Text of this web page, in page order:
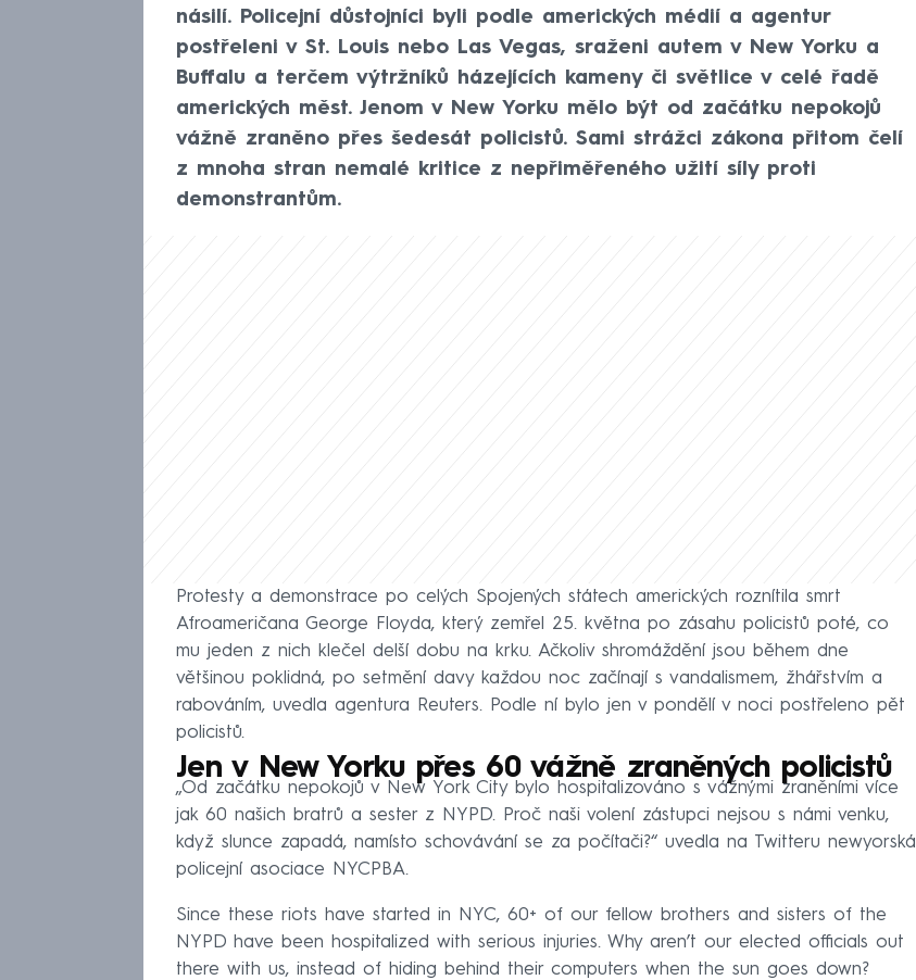
násilí. Policejní důstojníci byli podle amerických médií a agentur
postřeleni v St. Louis nebo Las Vegas, sraženi autem v New Yorku a
Buffalu a terčem výtržníků házejících kameny či světlice v celé řadě
amerických měst. Jenom v New Yorku mělo být od začátku nepokojů
vážně zraněno přes šedesát policistů. Sami strážci zákona přitom čelí
z mnoha stran nemalé kritice z nepřiměřeného užití síly proti
demonstrantům.
Protesty a demonstrace po celých Spojených státech amerických roznítila smrt
Afroameričana George Floyda, který zemřel 25. května po zásahu policistů poté, co
mu jeden z nich klečel delší dobu na krku. Ačkoliv shromáždění jsou během dne
většinou poklidná, po setmění davy každou noc začínají s vandalismem, žhářstvím a
rabováním, uvedla agentura Reuters. Podle ní bylo jen v pondělí v noci postřeleno pět
policistů.
Jen v New Yorku přes 60 vážně zraněných policistů
„Od začátku nepokojů v New York City bylo hospitalizováno s vážnými zraněními více
jak 60 našich bratrů a sester z NYPD. Proč naši volení zástupci nejsou s námi venku,
když slunce zapadá, namísto schovávání se za počítači?“ uvedla na Twitteru newyorská
policejní asociace NYCPBA.
Since these riots have started in NYC, 60+ of our fellow brothers and sisters of the
NYPD have been hospitalized with serious injuries. Why aren’t our elected officials out
there with us, instead of hiding behind their computers when the sun goes down?